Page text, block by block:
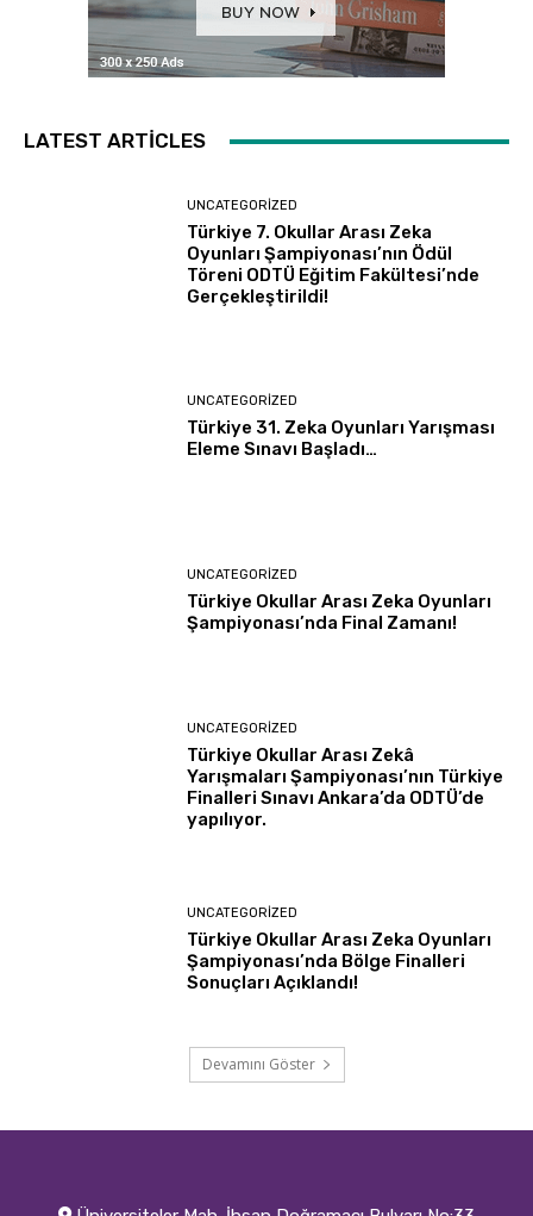
LATEST ARTICLES
UNCATEGORIZED
Türkiye 7. Okullar Arası Zeka
Oyunları Şampiyonası’nın Ödül
Töreni ODTÜ Eğitim Fakültesi’nde
Gerçekleştirildi!
UNCATEGORIZED
Türkiye 31. Zeka Oyunları Yarışması
Eleme Sınavı Başladı…
UNCATEGORIZED
Türkiye Okullar Arası Zeka Oyunları
Şampiyonası’nda Final Zamanı!
UNCATEGORIZED
Türkiye Okullar Arası Zekâ
Yarışmaları Şampiyonası’nın Türkiye
Finalleri Sınavı Ankara’da ODTÜ’de
yapılıyor.
UNCATEGORIZED
Türkiye Okullar Arası Zeka Oyunları
Şampiyonası’nda Bölge Finalleri
Sonuçları Açıklandı!
Devamını Göster